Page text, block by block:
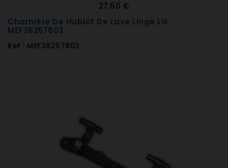
27,50 €
Charnière De Hublot De Lave Linge LG
MEF38257803
Ref : MEF38257803